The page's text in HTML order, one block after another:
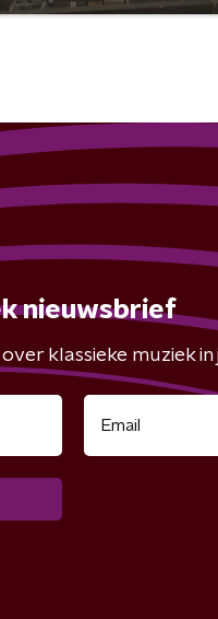
nieuwsbrief
klassieke muziek in